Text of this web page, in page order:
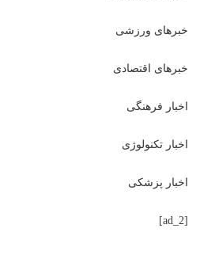
خبرهای ورزشی
خبرهای اقتصادی
اخبار فرهنگی
اخبار تکنولوژی
اخبار پزشکی
[ad_2]